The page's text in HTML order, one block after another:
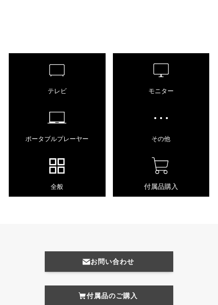
テレビ モニター
ポータブルプレーヤー その他
全般 付属品購入
お問い合わせ
付属品のご購入